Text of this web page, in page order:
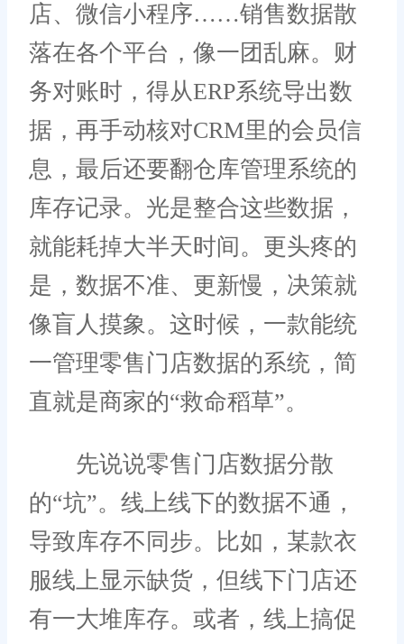
店、微信小程序……销售数据散
落在各个平台，像一团乱麻。财
务对账时，得从ERP系统导出数
据，再手动核对CRM里的会员信
息，最后还要翻仓库管理系统的
库存记录。光是整合这些数据，
就能耗掉大半天时间。更头疼的
是，数据不准、更新慢，决策就
像盲人摸象。这时候，一款能统
一管理零售门店数据的系统，简
直就是商家的“救命稻草”。
先说说零售门店数据分散
的“坑”。线上线下的数据不通，
导致库存不同步。比如，某款衣
服线上显示缺货，但线下门店还
有一大堆库存。或者，线上搞促